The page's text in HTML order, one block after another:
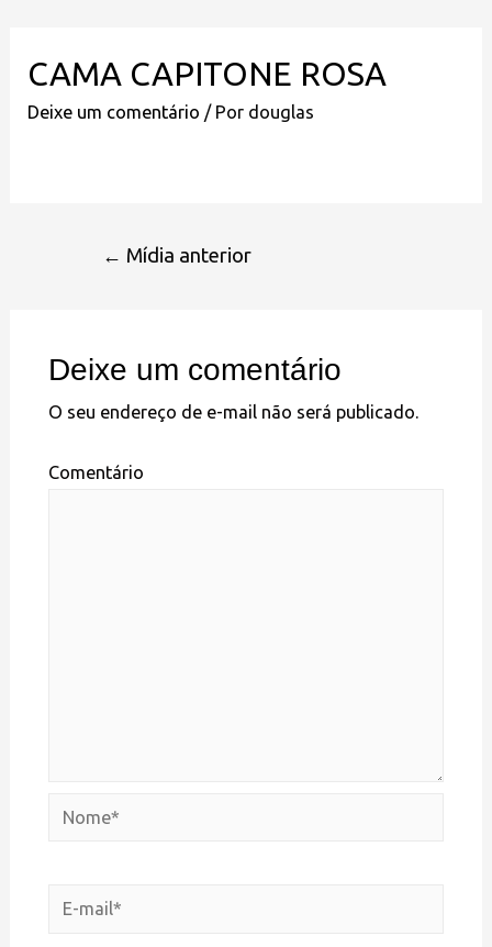
CAMA CAPITONE ROSA
Deixe um comentário / Por douglas
← Mídia anterior
Deixe um comentário
O seu endereço de e-mail não será publicado.
Comentário